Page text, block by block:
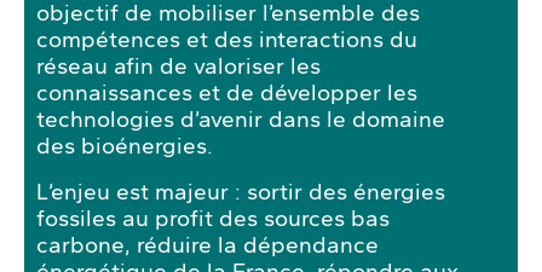
objectif de mobiliser l’ensemble des
compétences et des interactions du
réseau afin de valoriser les
connaissances et de développer les
technologies d’avenir dans le domaine
des bioénergies.
L’enjeu est majeur : sortir des énergies
fossiles au profit des sources bas
carbone, réduire la dépendance